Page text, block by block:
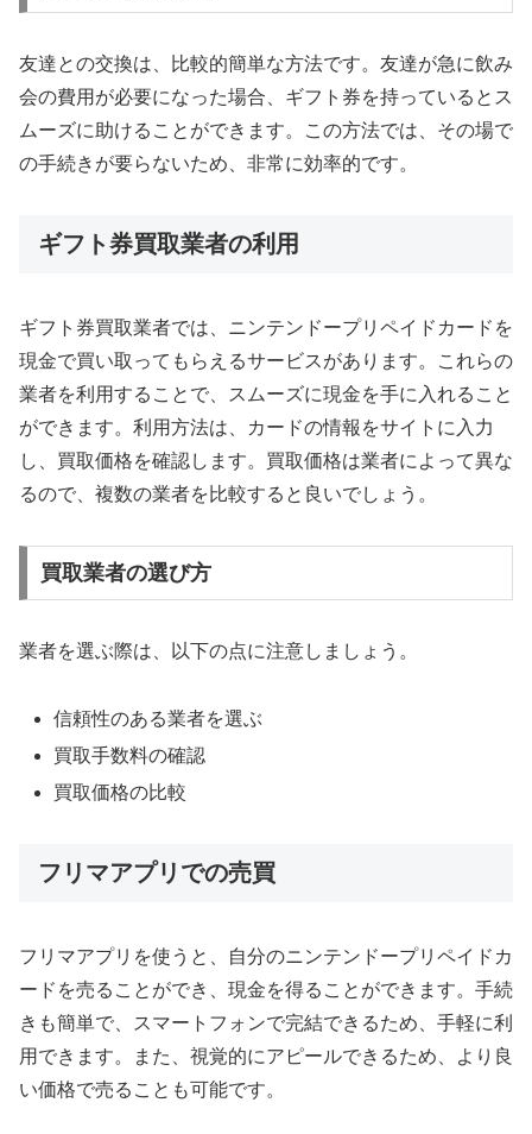
友達との交換は、比較的簡単な方法です。友達が急に飲み
会の費用が必要になった場合、ギフト券を持っているとス
ムーズに助けることができます。この方法では、その場で
の手続きが要らないため、非常に効率的です。
ギフト券買取業者の利用
ギフト券買取業者では、ニンテンドープリペイドカードを
現金で買い取ってもらえるサービスがあります。これらの
業者を利用することで、スムーズに現金を手に入れること
ができます。利用方法は、カードの情報をサイトに入力
し、買取価格を確認します。買取価格は業者によって異な
るので、複数の業者を比較すると良いでしょう。
買取業者の選び方
業者を選ぶ際は、以下の点に注意しましょう。
信頼性のある業者を選ぶ
買取手数料の確認
買取価格の比較
フリマアプリでの売買
フリマアプリを使うと、自分のニンテンドープリペイドカ
ードを売ることができ、現金を得ることができます。手続
きも簡単で、スマートフォンで完結できるため、手軽に利
用できます。また、視覚的にアピールできるため、より良
い価格で売ることも可能です。